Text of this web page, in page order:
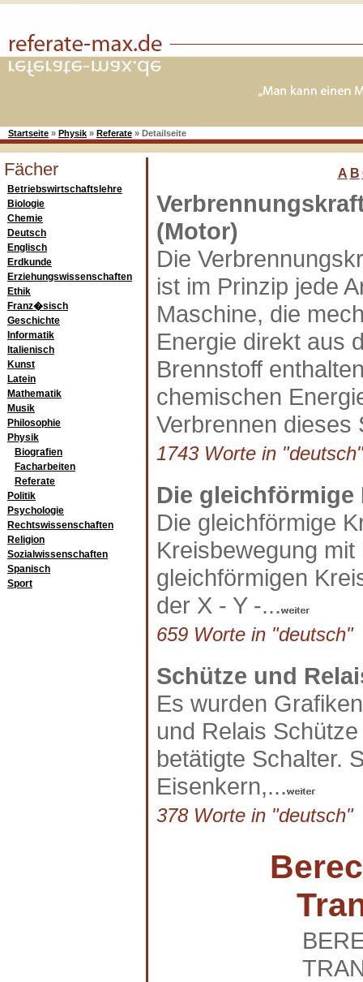
Startseite » Physik » Referate » Detailseite
Fächer
Betriebswirtschaftslehre
Biologie
Chemie
Deutsch
Englisch
Erdkunde
Erziehungswissenschaften
Ethik
Franz�sisch
Geschichte
Informatik
Italienisch
Kunst
Latein
Mathematik
Musik
Philosophie
Physik
Biografien
Facharbeiten
Referate
Politik
Psychologie
Rechtswissenschaften
Religion
Sozialwissenschaften
Spanisch
Sport
A B
(Motor)
Die
ist im Prinzip jede
Maschine, die
Energie direkt aus
Brennstoff
chemischen
Verbrennen dieses
1743 Worte in
Die
Die gleichförmige
Kreisbewegung
gleichförmigen
der X - Y -...
659 Worte in
Schütze und
Es wurden
und Relais
betätigte Schalter.
Eisenkern,...
378 Worte in